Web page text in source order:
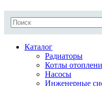
Каталог
Радиаторы
Котлы
Насосы
Инженерные